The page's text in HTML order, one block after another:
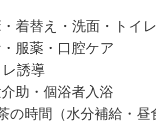
着替え・洗面・トイ
服薬・口腔ケア
誘導
助・個浴者入浴
の時間（水分補給・昼